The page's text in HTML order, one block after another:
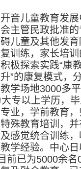
音儿童教育发
主管民政批准的
儿童及其他发
训练，家长培
极探索实践“康
”的康复模式，
学场地3000多
专以上学历，
业，学前教育
殊教育培训，
感觉统合训练，
学经验。中心
前已为5000余名